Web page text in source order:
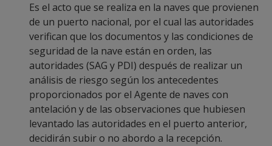
Es el acto que se realiza en la naves que provienen
de un puerto nacional, por el cual las autoridades
verifican que los documentos y las condiciones de
seguridad de la nave están en orden, las
autoridades (SAG y PDI) después de realizar un
análisis de riesgo según los antecedentes
proporcionados por el Agente de naves con
antelación y de las observaciones que hubiesen
levantado las autoridades en el puerto anterior,
decidirán subir o no abordo a la recepción.